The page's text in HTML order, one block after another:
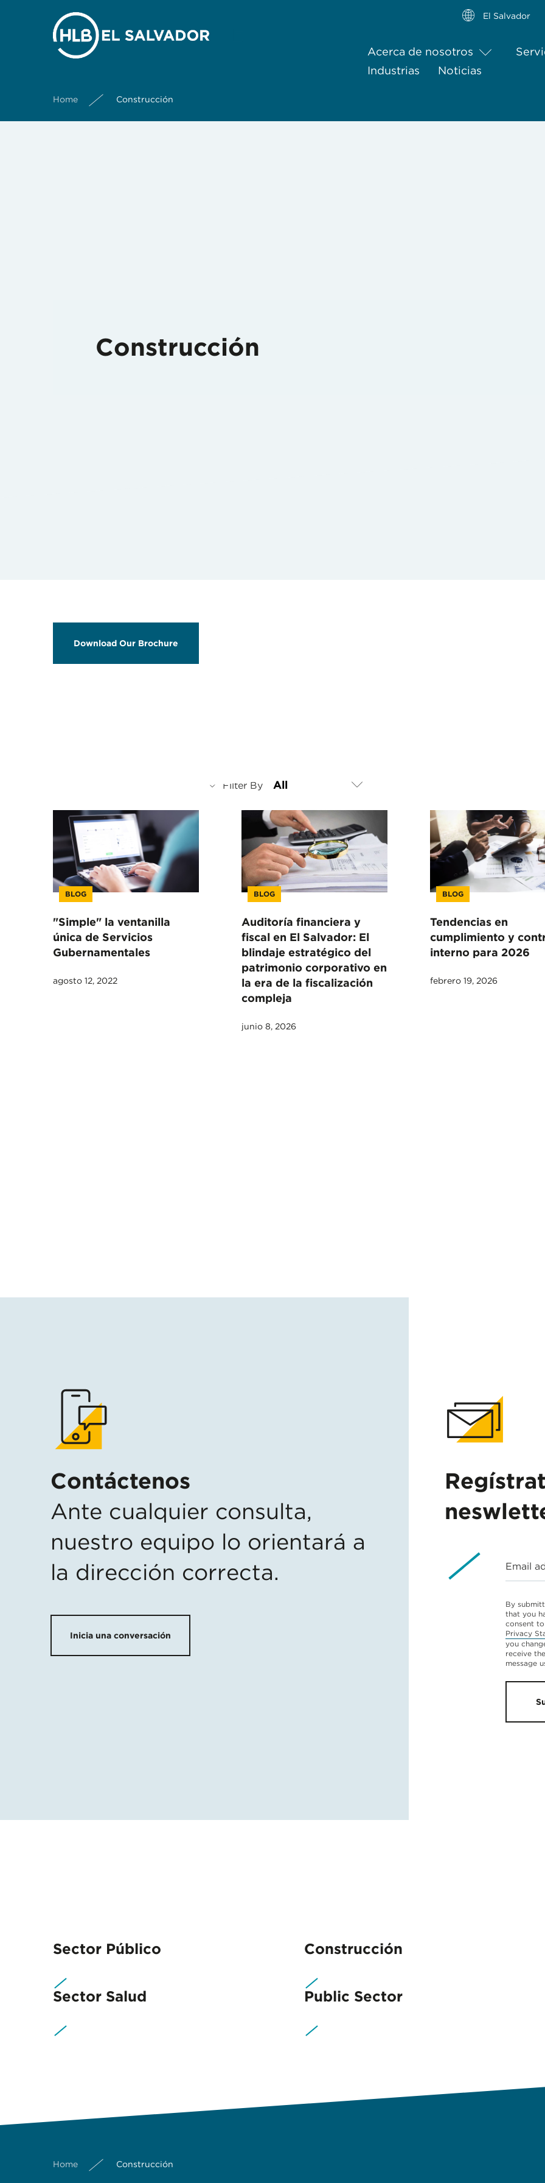
Acerca de nosotros
Industrias
Noticias
El Salvador
Home Construcción
Construcción
Download Our Brochure
Filter By
BLOG
"Simple" la ventanilla
única de Servicios
Gubernamentales
agosto 12, 2022
BLOG
Auditoría financiera y
fiscal en El Salvador: El
blindaje estratégico del
patrimonio corporativo en
la era de la fiscalización
compleja
junio 8, 2026
BLOG
Tendencias en
cumplimiento y
interno para 2026
febrero 19, 2026
Contáctenos
Ante cualquier consulta,
nuestro equipo lo orientará a
la dirección correcta.
Inicia una conversación
Email
By
that you
consent
Privacy
you
receive
message
Sector Público Construcción
Sector Salud Public Sector
Home Construcción